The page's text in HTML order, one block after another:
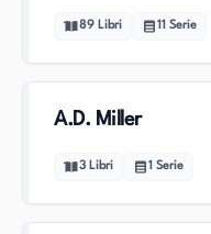
89 Libri 11 Serie
A.D. Miller
3 Libri 1 Serie